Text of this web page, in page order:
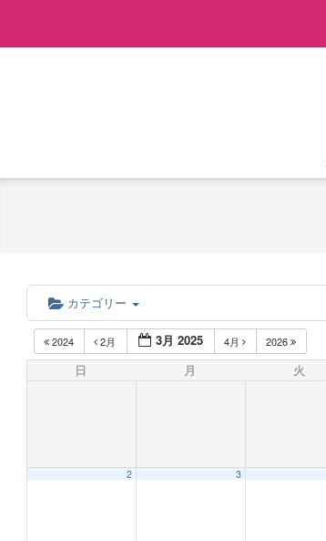
カテゴリー
2024 2月 3月 2025 4月 2026
日 月 火
2 3